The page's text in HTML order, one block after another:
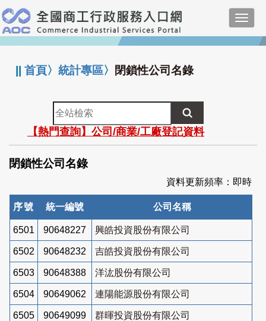
跳
到
主
要
:::
||首頁〉統計專區〉 閉鎖性公司名錄
全
站
檢
索
【熱門查詢】公司/商業/工廠登記資料
閉鎖性公司名錄
資料更新頻率：即時
序號 統一編號 公司名稱
6501 90648227 興皓投資股份有限公司
6502 90648232 吉皓投資股份有限公司
6503 90648388 洋汯股份有限公司
6504 90649062 連陽能源股份有限公司
6505 90649099 群暉投資股份有限公司